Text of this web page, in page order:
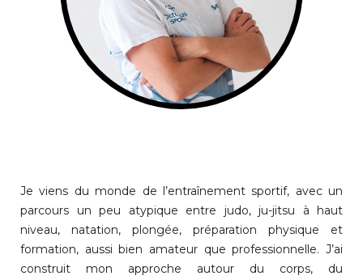
Je viens du monde de l’entraînement sportif, avec un
parcours un peu atypique entre judo, ju-jitsu à haut
niveau, natation, plongée, préparation physique et
formation, aussi bien amateur que professionnelle. J’ai
construit mon approche autour du corps, du